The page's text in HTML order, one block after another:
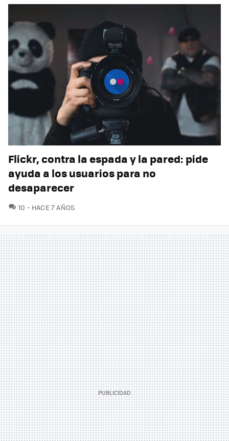
Flickr, contra la espada y la pared: pide
ayuda a los usuarios para no
desaparecer
10 COMENTARIOS
HACE 7 AÑOS